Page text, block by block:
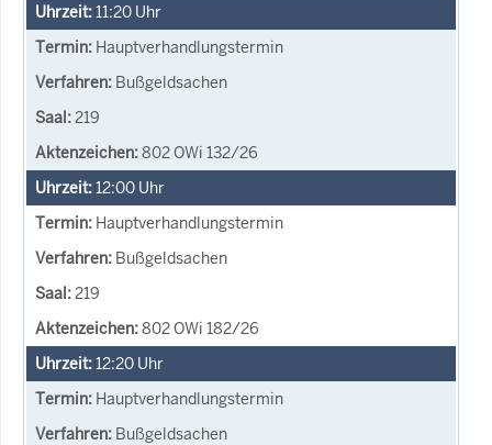
11:20 Uhr
Hauptverhandlungstermin
Bußgeldsachen
219
802 OWi 132/26
12:00 Uhr
Hauptverhandlungstermin
Bußgeldsachen
219
802 OWi 182/26
12:20 Uhr
Hauptverhandlungstermin
Bußgeldsachen